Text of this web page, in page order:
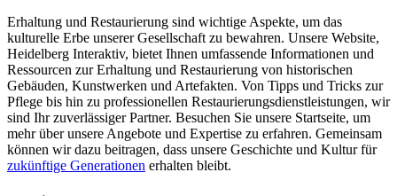
Erhaltung und Restaurierung sind wichtige Aspekte, um das
kulturelle Erbe unserer Gesellschaft zu bewahren. Unsere Website,
Heidelberg Interaktiv, bietet Ihnen umfassende Informationen und
Ressourcen zur Erhaltung und Restaurierung von historischen
Gebäuden, Kunstwerken und Artefakten. Von Tipps und Tricks zur
Pflege bis hin zu professionellen Restaurierungsdienstleistungen, wir
sind Ihr zuverlässiger Partner. Besuchen Sie unsere Startseite, um
mehr über unsere Angebote und Expertise zu erfahren. Gemeinsam
können wir dazu beitragen, dass unsere Geschichte und Kultur für
zukünftige Generationen erhalten bleibt.